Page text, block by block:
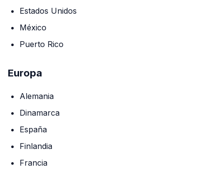
Estados Unidos
México
Puerto Rico
Europa
Alemania
Dinamarca
España
Finlandia
Francia